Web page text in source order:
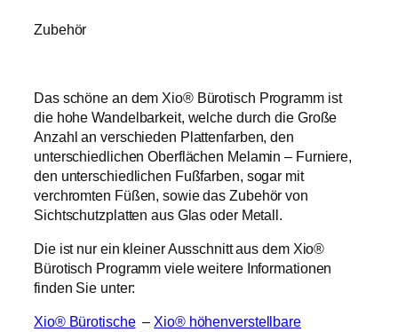
Zubehör
Das schöne an dem Xio® Bürotisch Programm ist
die hohe Wandelbarkeit, welche durch die Große
Anzahl an verschieden Plattenfarben, den
unterschiedlichen Oberflächen Melamin – Furniere,
den unterschiedlichen Fußfarben, sogar mit
verchromten Füßen, sowie das Zubehör von
Sichtschutzplatten aus Glas oder Metall.
Die ist nur ein kleiner Ausschnitt aus dem Xio®
Bürotisch Programm viele weitere Informationen
finden Sie unter:
Xio® Bürotische– Xio® höhenverstellbare